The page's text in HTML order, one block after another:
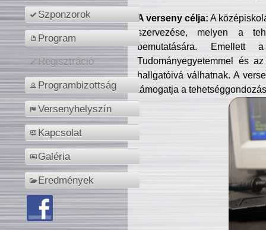
Szponzorok
Program
Regisztráció
Programbizottság
Versenyhelyszín
Kapcsolat
Galéria
Eredmények
A verseny célja: A
szervezése, melyen a
bemutatására. Emellett
Tudományegyetemmel és
hallgatóivá válhatnak. A
támogatja a